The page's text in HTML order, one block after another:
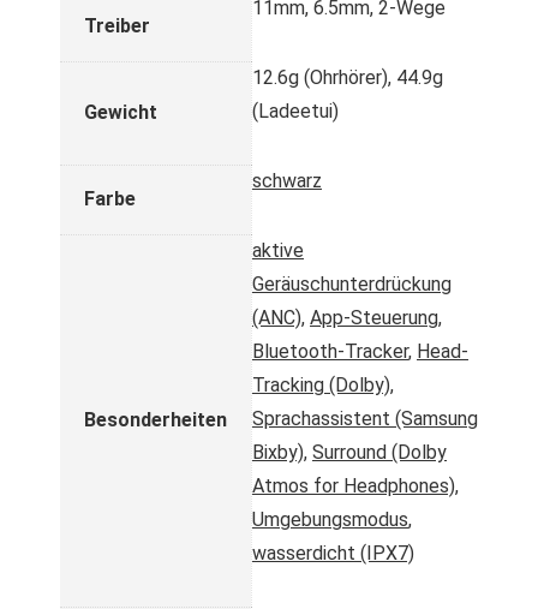
Treiber
11mm, 6.5mm, 2-Wege
Gewicht
12.6g (Ohrhörer), 44.9g
(Ladeetui)
Farbe
schwarz
Besonderheiten
aktive
Geräuschunterdrückung
(ANC), App-Steuerung,
Bluetooth-Tracker, Head-
Tracking (Dolby),
Sprachassistent (Samsung
Bixby), Surround (Dolby
Atmos for Headphones),
Umgebungsmodus,
wasserdicht (IPX7)